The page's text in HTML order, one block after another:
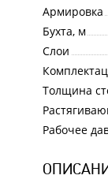
Армировка
Бухта, м
Слои
Толщина
Рабочее